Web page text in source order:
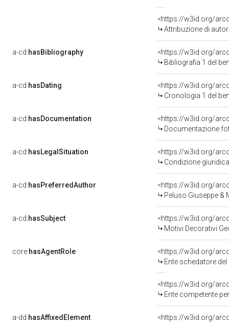
<https://w3id.org/
Attribuzione di
a-cd:hasBibliography
<https://w3id.org/
Bibliografia 1 del
a-cd:hasDating
<https://w3id.org/
Cronologia 1 del
a-cd:hasDocumentation
Documentazione
a-cd:hasLegalSituation
Condizione
a-cd:hasPreferredAuthor
<https://w3id.org/
Peluso Giuseppe &
a-cd:hasSubject
<https://w3id.org/
Motivi Decorativi
core:hasAgentRole
<https://w3id.org/
Ente schedatore del
<https://w3id.org/
Ente competente per
a-dd:hasAffixedElement
<https://w3id.org/